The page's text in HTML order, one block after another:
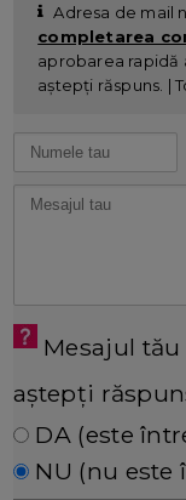
Adresa de mail
completarea
aprobarea rapidă
aștepți răspuns. |
Mesajul
aștepți
DA (este
NU (nu este